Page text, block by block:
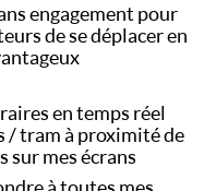
engagement pour
de se déplacer en
en temps réel
/ tram à proximité de
sur mes écrans